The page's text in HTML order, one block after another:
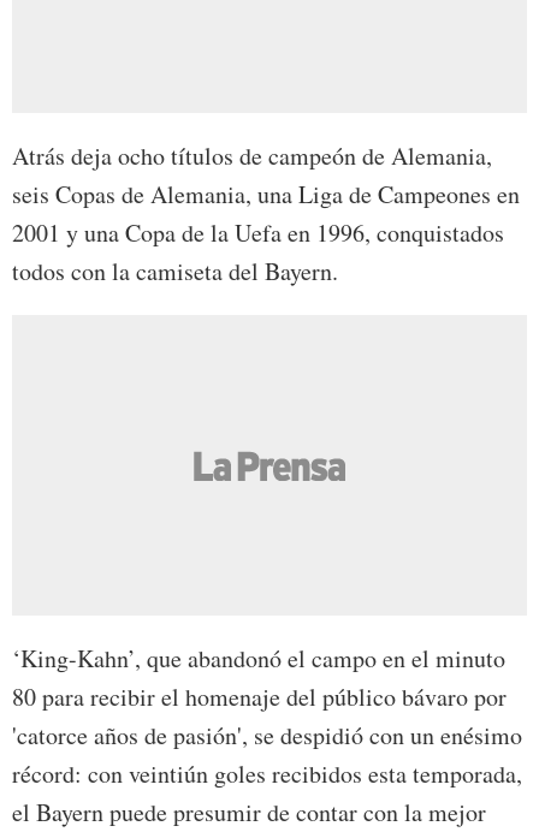
Atrás deja ocho títulos de campeón de Alemania,
seis Copas de Alemania, una Liga de Campeones en
2001 y una Copa de la Uefa en 1996, conquistados
todos con la camiseta del Bayern.
‘King-Kahn’, que abandonó el campo en el minuto
80 para recibir el homenaje del público bávaro por
'catorce años de pasión', se despidió con un enésimo
récord: con veintiún goles recibidos esta temporada,
el Bayern puede presumir de contar con la mejor